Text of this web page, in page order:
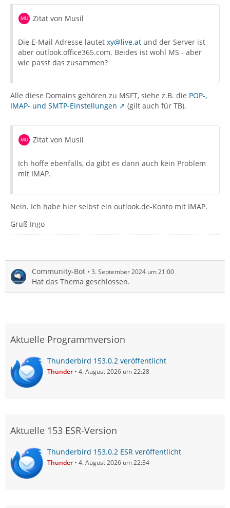
Zitat von Musil
Die E-Mail Adresse lautet xy@live.at und der Server ist
aber outlook.office365.com. Beides ist wohl MS - aber
wie passt das zusammen?
Alle diese Domains gehören zu MSFT, siehe z.B. die POP-,
IMAP- und SMTP-Einstellungen
(gilt auch für TB).
Zitat von Musil
Ich hoffe ebenfalls, da gibt es dann auch kein Problem
mit IMAP.
Nein. Ich habe hier selbst ein outlook.de-Konto mit IMAP.
Gruß Ingo
Community-Bot 3. September 2024 um 21:00
Hat das Thema geschlossen.
Aktuelle Programmversion
Thunderbird 153.0.2 veröffentlicht
Thunder 4. August 2026 um 22:28
Aktuelle 153 ESR-Version
Thunderbird 153.0.2 ESR veröffentlicht
Thunder 4. August 2026 um 22:34